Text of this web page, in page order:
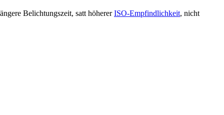
Belichtungszeit, satt höhererISO-Empfindlichkeit, nicht